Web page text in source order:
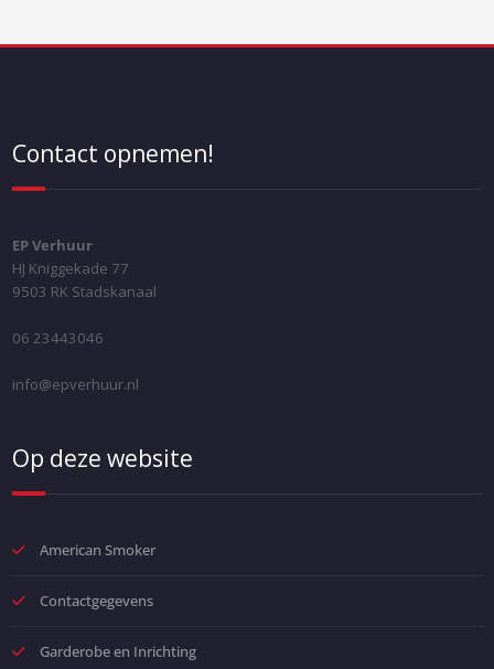
Contact opnemen!
EP Verhuur
HJ Kniggekade 77
9503 RK Stadskanaal
06 23443046
info@epverhuur.nl
Op deze website
American Smoker
Contactgegevens
Garderobe en Inrichting